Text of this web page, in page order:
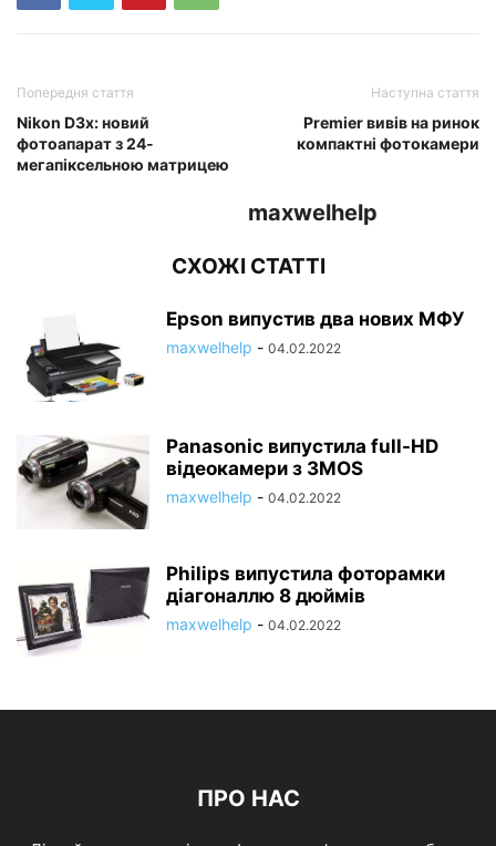
Попередня стаття
Nikon D3x: новий
фотоапарат з 24-
мегапіксельною матрицею
Наступна стаття
Premier вивів на ринок
компактні фотокамери
maxwelhelp
СХОЖІ СТАТТІ
Epson випустив два нових МФУ
maxwelhelp - 04.02.2022
Panasonic випустила full-HD
відеокамери з 3MOS
maxwelhelp - 04.02.2022
Philips випустила фоторамки
діагоналлю 8 дюймів
maxwelhelp - 04.02.2022
ПРО НАС